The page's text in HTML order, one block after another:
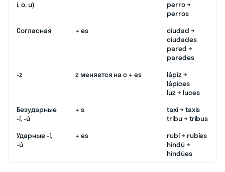
i, o, u)
perro →
perros
Согласная
+ es
ciudad →
ciudades
pared →
paredes
-z
z меняется на c + es
lápiz →
lápices
luz → luces
Безударные
-í, -ú
+ s
taxi → taxis
tribu → tribus
Ударные -í,
-ú
+ es
rubí → rubíes
hindú →
hindúes